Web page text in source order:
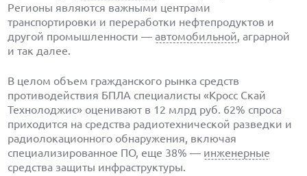
Регионы являются важными центрами
транспортировки и переработки нефтепродуктов и
другой промышленности —автомобильной, аграрной
и так далее.
В целом объем гражданского рынка средств
противодействия БПЛА специалисты «Кросс Скай
Технолоджис» оценивают в 12 млрд руб. 62% спроса
приходится на средства радиотехнической разведки и
радиолокационного обнаружения, включая
специализированное ПО, еще 38% — инженерные
средства защиты инфраструктуры.